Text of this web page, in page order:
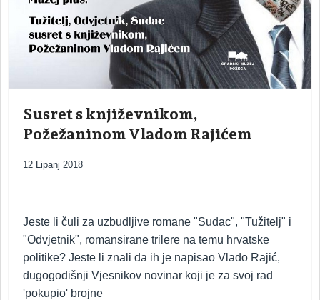
Susret s književnikom,
Požežaninom Vladom Rajićem
12 Lipanj 2018
Jeste li čuli za uzbudljive romane "Sudac", "Tužitelj" i
"Odvjetnik", romansirane trilere na temu hrvatske
politike? Jeste li znali da ih je napisao Vlado Rajić,
dugogodišnji Vjesnikov novinar koji je za svoj rad
'pokupio' brojne